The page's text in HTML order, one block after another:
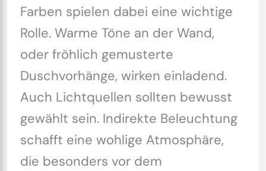
Farben spielen dabei eine wichtige
Rolle. Warme Töne an der Wand,
oder fröhlich gemusterte
Duschvorhänge, wirken einladend.
Auch Lichtquellen sollten bewusst
gewählt sein. Indirekte Beleuchtung
schafft eine wohlige Atmosphäre,
die besonders vor dem